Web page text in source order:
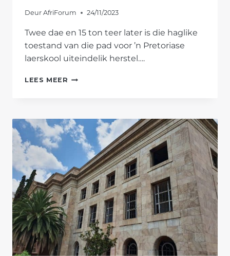
Deur AfriForum 24/11/2023
Twee dae en 15 ton teer later is die haglike
toestand van die pad voor ’n Pretoriase
laerskool uiteindelik herstel….
LEES MEER VYFTIEN
HERSTEL
VAN
PAD
VOOR
LAERSKOOL
ANTON
VAN
WOUW